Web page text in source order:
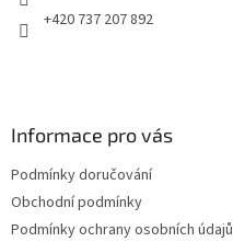
+420 737 207 892
Informace pro vás
Podmínky doručování
Obchodní podmínky
Podmínky ochrany osobních údajů